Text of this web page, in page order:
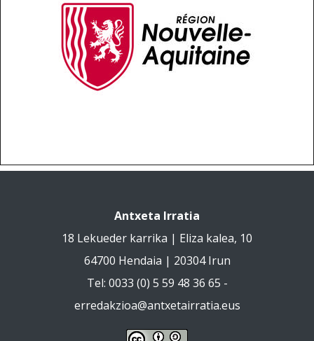
Antxeta Irratia
18 Lekueder karrika | Eliza kalea, 10
64700 Hendaia | 20304 Irun
Tel: 0033 (0) 5 59 48 36 65 -
erredakzioa@antxetairratia.eus